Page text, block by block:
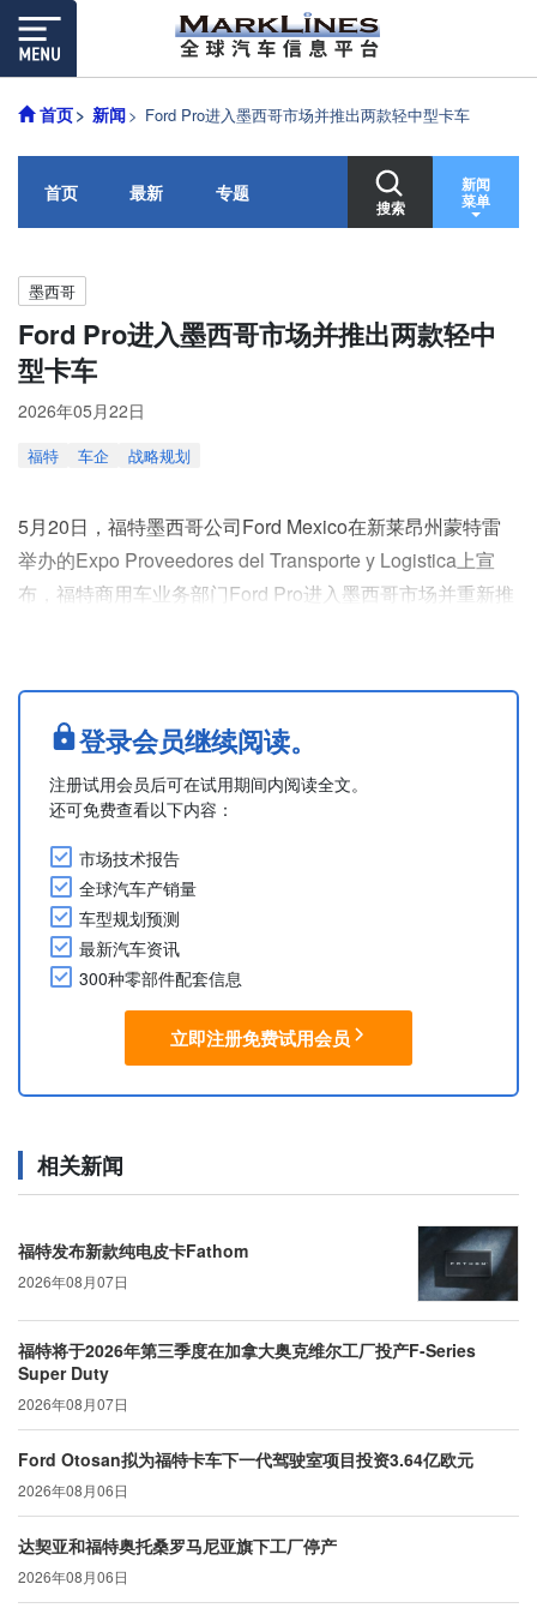
首页 新闻 Ford Pro进入墨西哥市场并推出两款轻中型卡车
首页 最新 专题
搜索
新闻
菜单
墨西哥
Ford Pro进入墨西哥市场并推出两款轻中
型卡车
2026年05月22日
福特 车企 战略规划
5月20日，福特墨西哥公司Ford Mexico在新莱昂州蒙特雷
举办的Expo Proveedores del Transporte y Logistica上宣
布，福特商用车业务部门Ford Pro进入墨西哥市场并重新推
的需求。这两款车型均搭载7.3L V8汽油发动机，匹配
TorqShift 6挡自动变速箱，最大输出功率为335hp，最....
登录会员继续阅读。
注册试用会员后可在试用期间内阅读全文。
还可免费查看以下内容：
市场技术报告
全球汽车产销量
车型规划预测
最新汽车资讯
300种零部件配套信息
立即注册免费试用会员
相关新闻
福特发布新款纯电皮卡Fathom
2026年08月07日
福特将于2026年第三季度在加拿大奥克维尔工厂投产F-Series
Super Duty
2026年08月07日
Ford Otosan拟为福特卡车下一代驾驶室项目投资3.64亿欧元
2026年08月06日
达契亚和福特奥托桑罗马尼亚旗下工厂停产
2026年08月06日